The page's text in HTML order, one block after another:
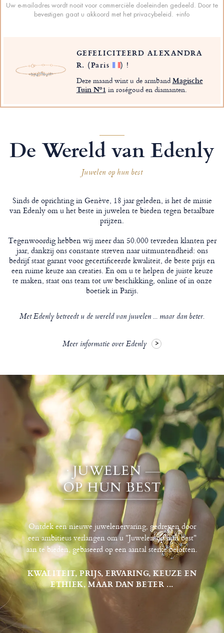
Uw e-mailadres wordt nooit voor commerciële doeleinden gedeeld. Door te
bevestigen gaat u akkoord met het privacybeleid. +info
GEFELICITEERD ALEXANDRA
R. (Paris ) !
Deze maand wint u de armbandMagische
Tuin Nº1 in roségoud en diamanten.
De Wereld van Edenly
Juwelen op hun best
Sinds de oprichting in Genève, 18 jaar geleden, is het de missie
van Edenly om u het beste in juwelen te bieden tegen betaalbare
prijzen.
Tegenwoordig hebben wij meer dan 50.000 tevreden klanten per
jaar, dankzij ons constante streven naar uitmuntendheid: ons
bedrijf staat garant voor gecertificeerde kwaliteit, de beste prijs en
een ruime keuze aan creaties. En om u te helpen de juiste keuze
te maken, staat ons team tot uw beschikking, online of in onze
boetiek in Parijs.
Met Edenly betreedt u de wereld van juwelen ... maar dan beter.
Meer informatie over Edenly
Ontdek een nieuwe juwelenervaring, gedreven door
een ambitieus verlangen om u "Juwelen op hun best"
aan te bieden, gebaseerd op een aantal sterke beloften.
KWALITEIT, PRIJS, ERVARING, KEUZE EN
ETHIEK, MAAR DAN BETER ...